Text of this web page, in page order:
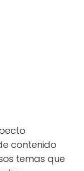
contenido
temas que